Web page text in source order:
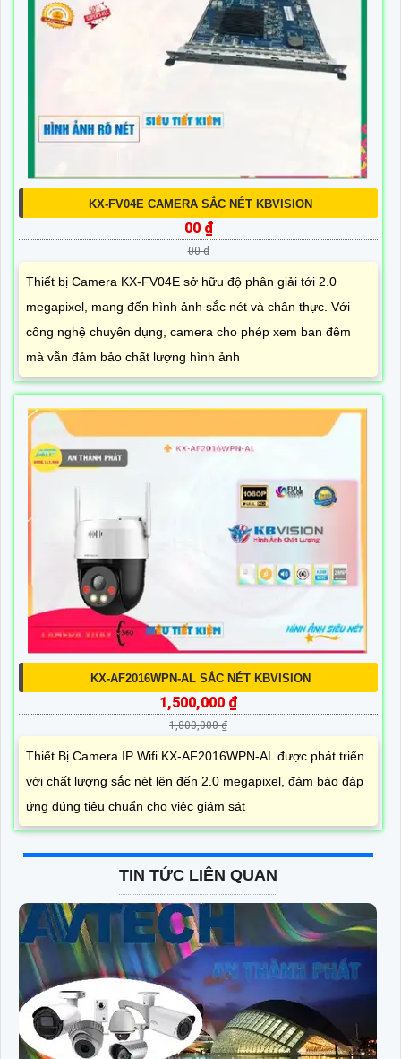
KX-FV04E CAMERA SẮC NÉT KBVISION
00 ₫
00 ₫
Thiết bị Camera KX-FV04E sở hữu độ phân giải tới 2.0
megapixel, mang đến hình ảnh sắc nét và chân thực. Với
công nghệ chuyên dụng, camera cho phép xem ban đêm
mà vẫn đảm bảo chất lượng hình ảnh
KX-AF2016WPN-AL SẮC NÉT KBVISION
1,500,000 ₫
1,800,000 ₫
Thiết Bị Camera IP Wifi KX-AF2016WPN-AL được phát triển
với chất lượng sắc nét lên đến 2.0 megapixel, đảm bảo đáp
ứng đúng tiêu chuẩn cho việc giám sát
TIN TỨC LIÊN QUAN